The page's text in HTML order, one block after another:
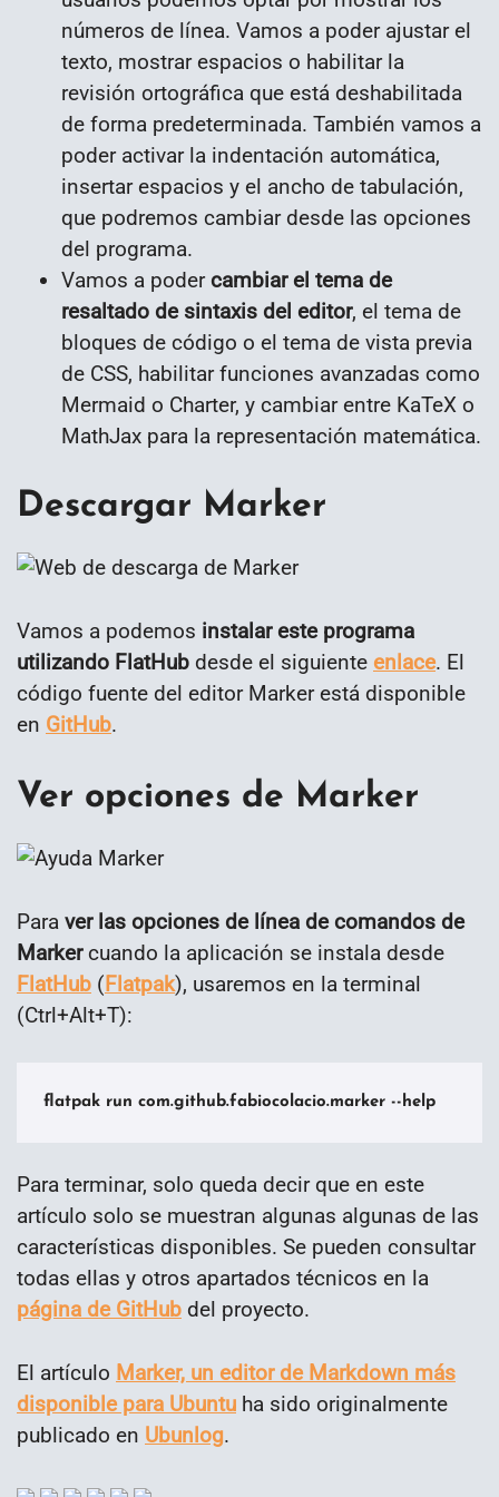
números de línea. Vamos a poder ajustar el
texto, mostrar espacios o habilitar la
revisión ortográfica que está deshabilitada
de forma predeterminada. También vamos a
poder activar la indentación automática,
insertar espacios y el ancho de tabulación,
que podremos cambiar desde las opciones
del programa.
Vamos a podercambiar el tema de
resaltado de sintaxis del editor, el tema de
bloques de código o el tema de vista previa
de CSS, habilitar funciones avanzadas como
Mermaid o Charter, y cambiar entre KaTeX o
MathJax para la representación matemática.
Descargar Marker
Vamos a podemos instalar este programa
utilizando FlatHub desde el siguiente enlace. El
código fuente del editor Marker está disponible
en GitHub.
Ver opciones de Marker
Para ver las opciones de línea de comandos de
Markercuando la aplicación se instala desde
FlatHub (Flatpak), usaremos en la terminal
(Ctrl+Alt+T):
flatpak run com.github.fabiocolacio.marker --help
Para terminar, solo queda decir que en este
artículo solo se muestran algunas algunas de las
características disponibles. Se pueden consultar
todas ellas y otros apartados técnicos en la
página de GitHub del proyecto.
El artículo Marker, un editor de Markdown más
disponible para Ubuntu ha sido originalmente
publicado en Ubunlog.